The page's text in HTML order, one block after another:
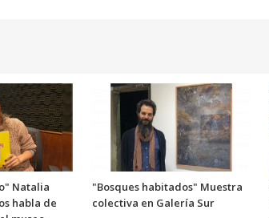
Natalia
habla de
"Bosques habitados" Muestra
colectiva en Galería Sur